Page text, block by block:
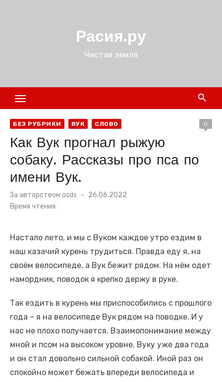
Расия.ру
Чистая земля
БЕЗ РУБРИКИ ВУК СЛОВО 0
Как Вук прогнал рыжую
собаку. Рассказы про пса по
имени Вук.
За авторством osds
Размещено
26.06.2022
Время чтения:
Настало лето, и мы с Вуком каждое утро ездим в
наш казачий курень трудиться. Правда еду я, на
своём велосипеде, а Вук бежит рядом. На нём одет
намордник, поводок я крепко держу в руке.
Так ездить в курень мы приспособились с прошлого
года – я на велосипеде Вук рядом на поводке. И у
нас не плохо получается. Взаимопонимание между
мной и псом на высоком уровне. Вуку уже два года
и он стал довольно сильной собакой. Иной раз он
спокойно может бежать впереди велосипеда и